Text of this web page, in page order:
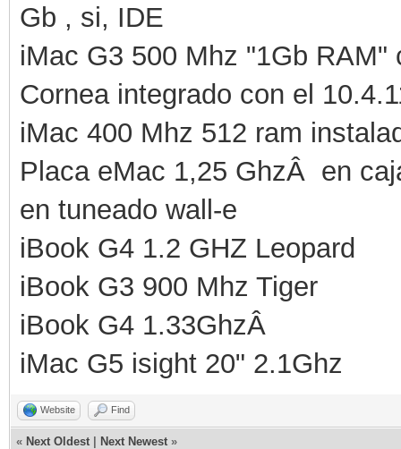
Gb , si, IDE
iMac G3 500 Mhz "1Gb
Cornea integrado con el
iMac 400 Mhz 512 ram
Placa eMac 1,25 GhzÂ en
en tuneado wall-e
iBook G4 1.2 GHZ Leopard
iBook G3 900 Mhz Tiger
iBook G4 1.33GhzÂ
iMac G5 isight 20" 2.1Ghz
Website Find
« Next Oldest Next Newest »